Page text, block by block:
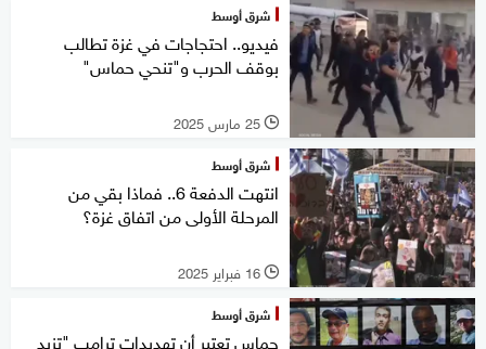
شرق أوسط
فيديو.. احتجاجات في غزة تطالب
بوقف الحرب و"تنحي حماس"
l 25 مارس 2025
شرق أوسط
انتهت الدفعة 6.. فماذا بقي من
المرحلة الأولى من اتفاق غزة؟
l 16 فبراير 2025
شرق أوسط
حماس تعتبر أن تهديدات ترامب "تزيد